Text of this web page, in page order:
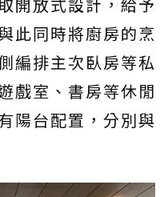
開放式設計，給予
此同時將廚房的烹
編排主次臥房等私
戲室、書房等休閒
陽台配置，分別與